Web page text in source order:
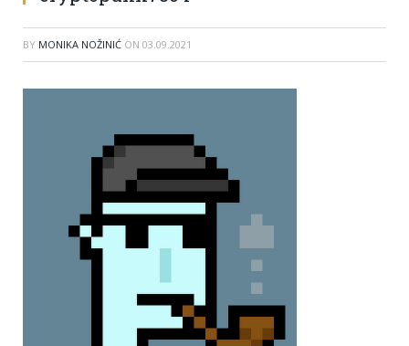
BY MONIKA NOŽINIĆ ON 03.09.2021